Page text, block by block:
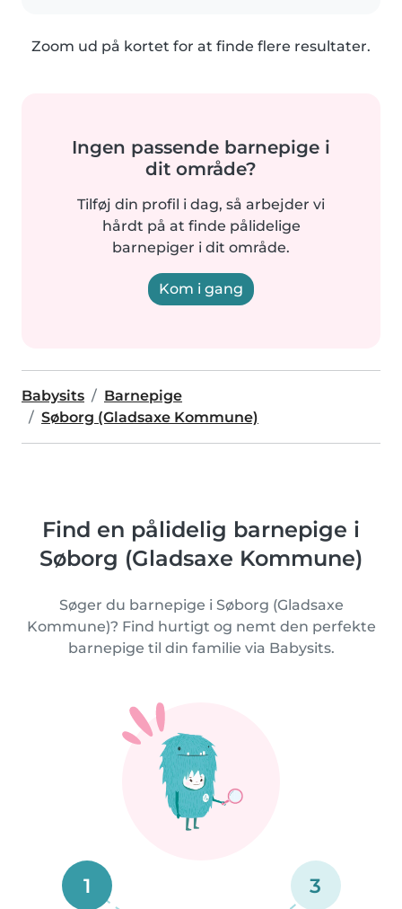
Zoom ud på kortet for at finde flere resultater.
Ingen passende barnepige i
dit område?
Tilføj din profil i dag, så arbejder vi
hårdt på at finde pålidelige
barnepiger i dit område.
Kom i gang
Babysits
Barnepige
Søborg (Gladsaxe Kommune)
Find en pålidelig barnepige i
Søborg (Gladsaxe Kommune)
Søger du barnepige i Søborg (Gladsaxe
Kommune)? Find hurtigt og nemt den perfekte
barnepige til din familie via Babysits.
1 3